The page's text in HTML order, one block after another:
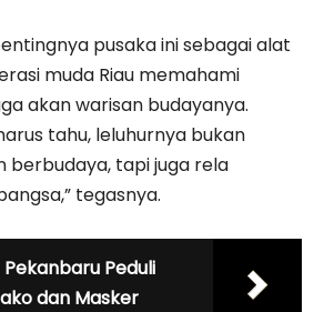
pusaka ini sebagai alat
muda Riau memahami
akan warisan budayanya.
tahu, leluhurnya bukan
berbudaya, tapi juga rela
tegasnya.
Pekanbaru Peduli
dan Masker